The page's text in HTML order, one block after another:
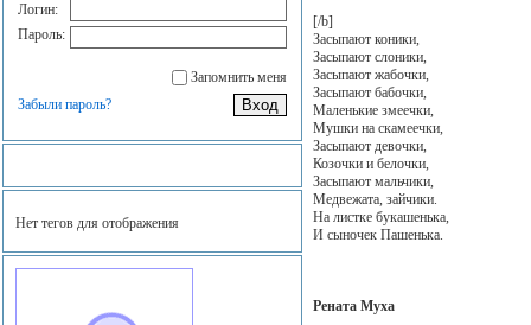
Логин:
Пароль:
Запомнить меня
Забыли пароль?
Нет тегов для отображения
[/b]
Засыпают коники,
Засыпают слоники,
Засыпают жабочки,
Засыпают бабочки,
Маленькие змеечки,
Мушки на скамеечки,
Засыпают девочки,
Козочки и белочки,
Засыпают мальчики,
Медвежата, зайчики.
На листке букашенька,
И сыночек Пашенька.
Рената Муха